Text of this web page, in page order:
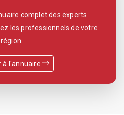
complet des experts
les professionnels de votre
région.
à l'annuaire